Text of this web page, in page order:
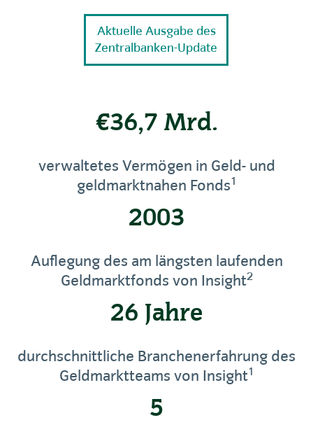
Aktuelle Ausgabe des
Zentralbanken-Update
€36,7 Mrd.
verwaltetes Vermögen in Geld- und
geldmarktnahen Fonds1
2003
Auflegung des am längsten laufenden
Geldmarktfonds von Insight2
26 Jahre
durchschnittliche Branchenerfahrung des
Geldmarktteams von Insight1
5